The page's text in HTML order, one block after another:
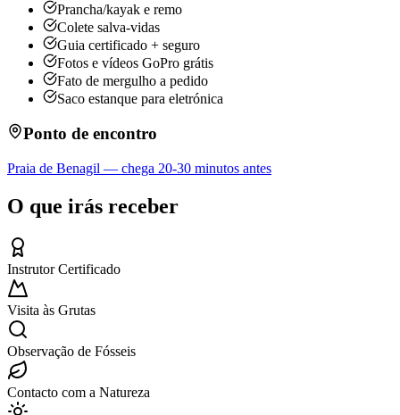
Prancha/kayak e remo
Colete salva-vidas
Guia certificado + seguro
Fotos e vídeos GoPro grátis
Fato de mergulho a pedido
Saco estanque para eletrónica
Ponto de encontro
Praia de Benagil — chega 20-30 minutos antes
O que irás receber
Instrutor Certificado
Visita às Grutas
Observação de Fósseis
Contacto com a Natureza